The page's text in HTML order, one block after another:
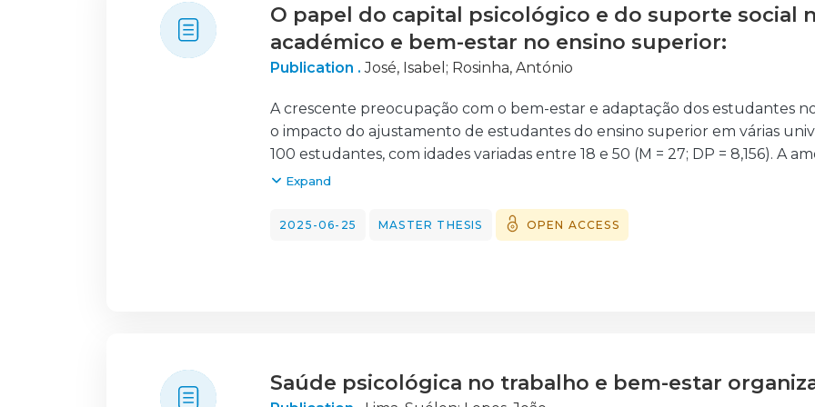
O papel do capital psicológico e do suporte social
académico e bem-estar no ensino superior:
Publication .José, Isabel ; Rosinha, António
A crescente preocupação com o bem-estar e adaptação dos estudantes
o impacto do ajustamento de estudantes do ensino superior em várias
100 estudantes, com idades variadas entre 18 e 50 (M = 27; DP = 8,156). A
(53%) em comparação ao sexo masculino (47%). No que concerne a
verificou-se uma variedade de respostas, sendo que por 19% de
ano, 27% do terceiro ano e 28% de mestrandos, não tivemos nenhum
de dados utilizou-se um inquérito composto por instrumentos como
bem-estar possuem alta confiabilidade. A discussão dos resultados
Expand
2025-06-25 MASTER THESIS OPEN ACCESS
Saúde psicológica no trabalho e bem-estar